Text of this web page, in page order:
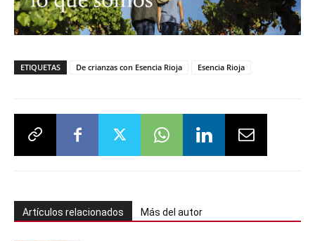
ETIQUETAS De crianzas con Esencia Rioja Esencia Rioja
Artículos relacionados Más del autor